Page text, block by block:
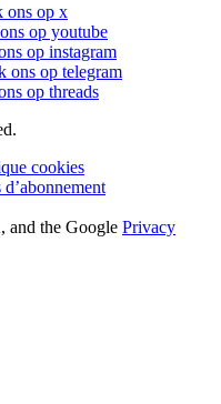
ons op x
op youtube
op instagram
ons op telegram
op threads
cookies
and the Google Privacy